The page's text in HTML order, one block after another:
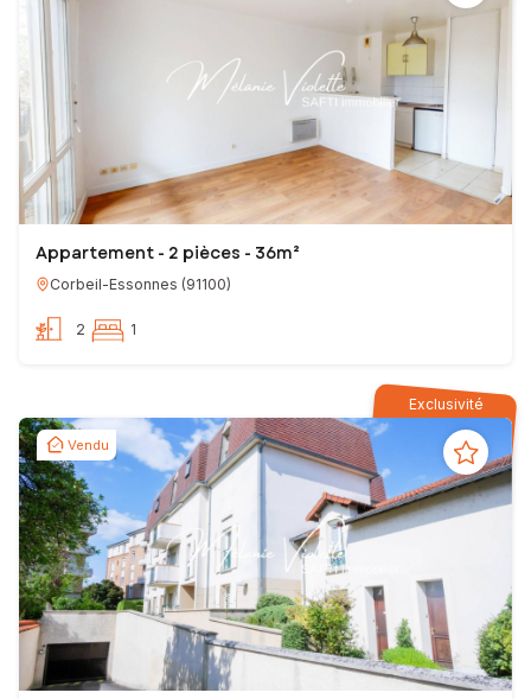
Appartement - 2 pièces - 36m²
Corbeil-Essonnes (91100)
2 1
Exclusivité
Vendu